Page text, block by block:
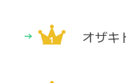
オザキ